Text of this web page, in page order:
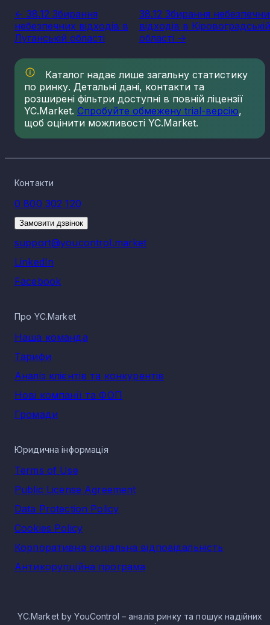
<- 38.12 Збирання
небезпечних відходів в
Луганській області
38.12 Збирання
відходів в Кіровоградській
області ->
Каталог надає лише загальну статистику
по ринку. Детальні дані, контакти та
розширені фільтри доступні в повній ліцензії
YC.Market. Спробуйте обмежену trial-версію,
щоб оцінити можливості YC.Market.
Контакти
0 800 302 120
Замовити дзвінок
support@youcontrol.market
LinkedIn
Facebook
Про YC.Market
Наша команда
Тарифи
Аналіз клієнтів та конкурентів
Нові компанії та ФОП
Громади
Юридична інформація
Terms of Use
Public License Agreement
Data Protection Policy
Cookies Policy
Корпоративна соціальна відповідальність
Антикорупційна програма
YC.Market by YouControl – аналіз ринку та пошук надійних